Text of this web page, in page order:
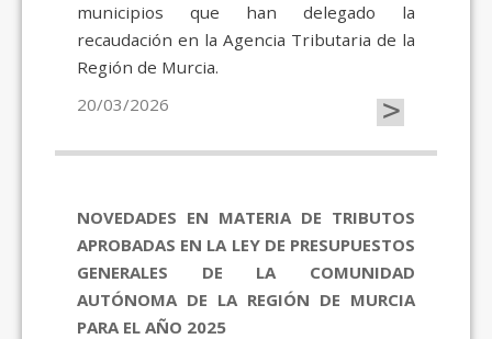
municipios que han delegado la
recaudación en la Agencia Tributaria de la
Región de Murcia.
20/03/2026
>
NOVEDADES EN MATERIA DE TRIBUTOS
APROBADAS EN LA LEY DE PRESUPUESTOS
GENERALES DE LA COMUNIDAD
AUTÓNOMA DE LA REGIÓN DE MURCIA
PARA EL AÑO 2025